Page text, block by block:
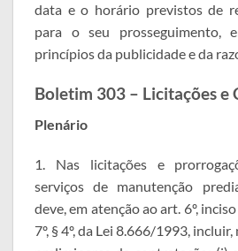
data e o horário previstos de
para o seu prosseguimento,
princípios da publicidade e da
Boletim 303 – Licitações e
Plenário
1. Nas licitações e
serviços de manutenção
deve, em atenção ao art. 6º,
7º, § 4º, da Lei 8.666/1993,